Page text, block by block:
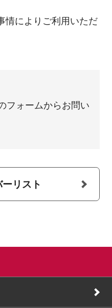
リスト
情によりご利用いただ
フォームからお問い